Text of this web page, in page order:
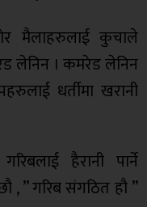
मैलाहरुलाई कुचाले
लेनिन । कमरेड लेनिन
धर्तीमा खरानी
हैरानी पार्ने
, ” गरिब संगठित हाै ”